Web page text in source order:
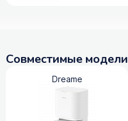
Совместимые модели
Dreame